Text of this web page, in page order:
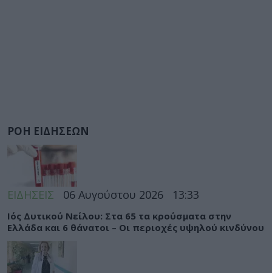
ΡΟΗ ΕΙΔΗΣΕΩΝ
ΕΙΔΗΣΕΙΣ 06 Αυγούστου 2026 13:33
Ιός Δυτικού Νείλου: Στα 65 τα κρούσματα στην
Ελλάδα και 6 θάνατοι – Οι περιοχές υψηλού κινδύνου